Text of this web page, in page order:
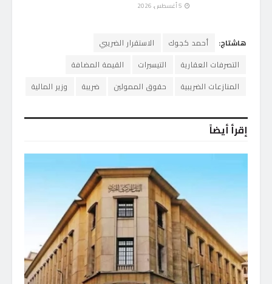
هاشتاج: أحمد كجوك
الاستقرار الضريبي
التصرفات العقارية
التيسيرات
القيمة المضافة
المنازعات الضريبية
حقوق الممولين ضريبة وزير المالية
إقرأ أيضاً